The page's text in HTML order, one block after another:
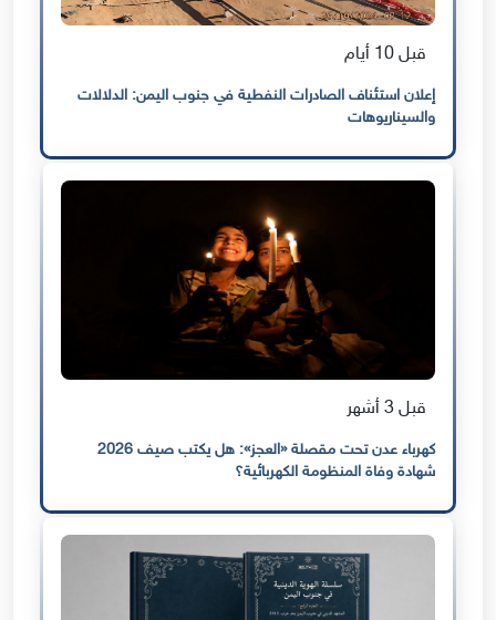
قبل 10 أيام
إعلان استئناف الصادرات النفطية في جنوب اليمن: الدلالات
والسيناريوهات
قبل 3 أشهر
كهرباء عدن تحت مقصلة «العجز»: هل يكتب صيف 2026
شهادة وفاة المنظومة الكهربائية؟